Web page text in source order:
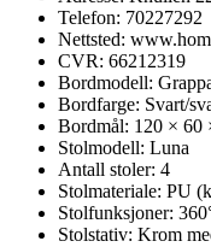
Telefon: 70227292
Nettsted:
CVR: 66212319
Bordmodell:
Bordfarge: Svart/
Bordmål: 120 × 60
Stolmodell: Luna
Antall stoler: 4
Stolmateriale: PU
Stolfunksjoner:
Stolstativ: Krom